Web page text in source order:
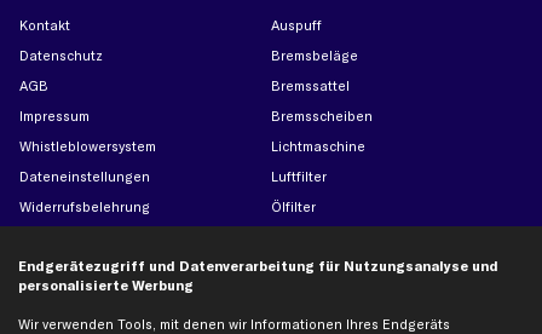
Kontakt
Datenschutz
AGB
Impressum
Whistleblowersystem
Dateneinstellungen
Widerrufsbelehrung
Auspuff
Bremsbeläge
Bremssattel
Bremsscheiben
Lichtmaschine
Luftfilter
Ölfilter
Stoßdämpfer
Endgerätezugriff und Datenverarbeitung für Nutzungsanalyse und
personalisierte Werbung
Wir verwenden Tools, mit denen wir Informationen Ihres Endgeräts